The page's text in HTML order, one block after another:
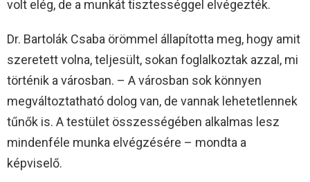
volt elég, de a munkát tisztességgel elvégezték.
Dr. Bartolák Csaba örömmel állapította meg, hogy amit
szeretett volna, teljesült, sokan foglalkoztak azzal, mi
történik a városban. – A városban sok könnyen
megváltoztatható dolog van, de vannak lehetetlennek
tűnők is. A testület összességében alkalmas lesz
mindenféle munka elvégzésére – mondta a
képviselő.